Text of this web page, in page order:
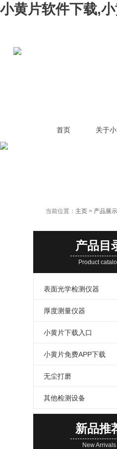
小黄片软件下载,
首页 关于
当前位置： 主页 > 产品展示
产品目
Product
表面光学检测仪器
厚度测量仪器
小黄片下载入口
小黄片免费APP下载
无尘打磨
其他检测设备
新品推
New Arrivals